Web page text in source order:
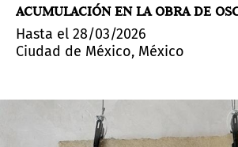
ACUMULACIÓN EN LA OBRA DE
Hasta el 28/03/2026
Ciudad de México, México